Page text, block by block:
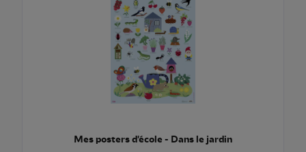
Mes posters d'école - Dans le jardin